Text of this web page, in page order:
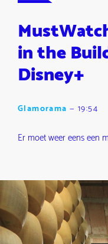
in the
Disney+
Glamorama — 19:54
Er moet weer eens een